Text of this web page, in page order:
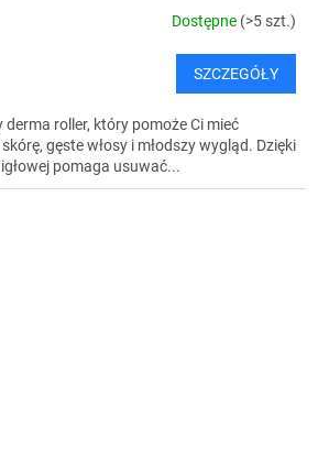
Dostępne (>5 szt.)
SZCZEGÓŁY
roller, który pomoże Ci mieć
gęste włosy i młodszy wygląd. Dzięki
pomaga usuwać...